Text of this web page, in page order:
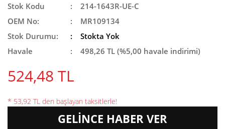
Stok Kodu
214-1643R-UE-C
OEM No:
MR109134
Stok Durumu:
Stokta Yok
Havale
498,26 TL (%5,00 havale indirimi)
524,48 TL
* 53,92 TL den başlayan taksitlerle!
GELİNCE HABER VER